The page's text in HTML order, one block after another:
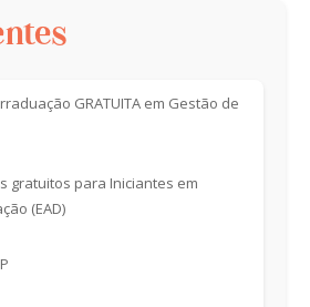
GRATUITA em Gestão de
gratuitos para Iniciantes em
(EAD)